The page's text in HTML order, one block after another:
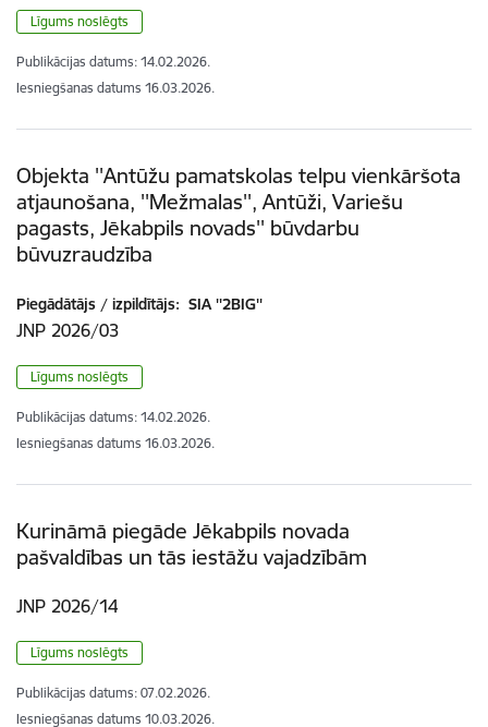
Līgums noslēgts
Publikācijas datums: 14.02.2026.
Iesniegšanas datums 16.03.2026.
Objekta ''Antūžu pamatskolas telpu vienkāršota
atjaunošana, ''Mežmalas'', Antūži, Variešu
pagasts, Jēkabpils novads'' būvdarbu
būvuzraudzība
Piegādātājs / izpildītājs: SIA ''2BIG''
JNP 2026/03
Līgums noslēgts
Publikācijas datums: 14.02.2026.
Iesniegšanas datums 16.03.2026.
Kurināmā piegāde Jēkabpils novada
pašvaldības un tās iestāžu vajadzībām
JNP 2026/14
Līgums noslēgts
Publikācijas datums: 07.02.2026.
Iesniegšanas datums 10.03.2026.